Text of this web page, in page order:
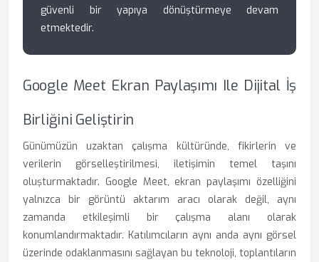
güvenli bir yapıya dönüştürmeye devam
etmektedir.
Google Meet Ekran Paylaşımı Ile Dijital İş
Birliğini Geliştirin
Günümüzün uzaktan çalışma kültüründe, fikirlerin ve
verilerin görselleştirilmesi, iletişimin temel taşını
oluşturmaktadır. Google Meet, ekran paylaşımı özelliğini
yalnızca bir görüntü aktarım aracı olarak değil, aynı
zamanda etkileşimli bir çalışma alanı olarak
konumlandırmaktadır. Katılımcıların aynı anda aynı görsel
üzerinde odaklanmasını sağlayan bu teknoloji, toplantıların